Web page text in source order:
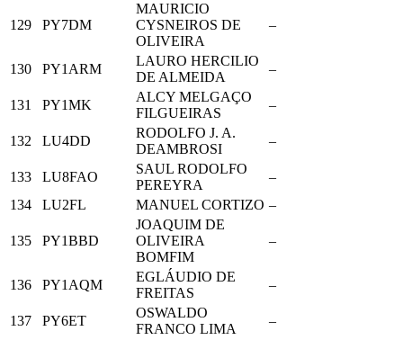
129 PY7DM
MAURICIO
CYSNEIROS DE
OLIVEIRA
–
130 PY1ARM
LAURO HERCILIO
DE ALMEIDA
–
131 PY1MK
ALCY MELGAÇO
FILGUEIRAS
–
132 LU4DD
RODOLFO J. A.
DEAMBROSI
–
133 LU8FAO
SAUL RODOLFO
PEREYRA
–
134
LU2FL MANUEL CORTIZO –
135 PY1BBD
JOAQUIM DE
OLIVEIRA
BOMFIM
–
136 PY1AQM
EGLÁUDIO DE
FREITAS
–
137 PY6ET
OSWALDO
FRANCO LIMA
–